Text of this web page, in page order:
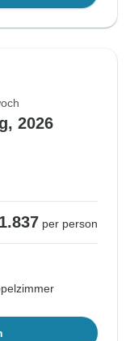
2026
per person